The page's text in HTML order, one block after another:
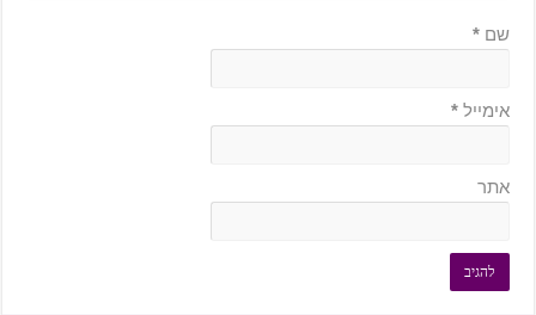
שם *
אימייל *
אתר